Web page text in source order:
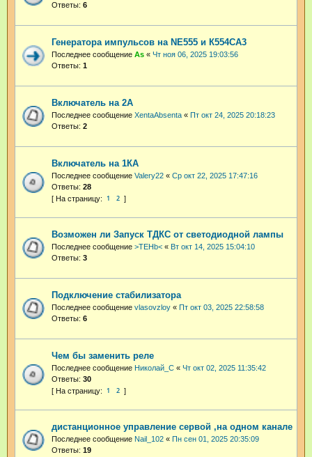
Ответы: 6
Генератора импульсов на NE555 и К554СА3
Последнее сообщение As « Чт ноя 06, 2025 19:03:56
Ответы: 1
Включатель на 2А
Последнее сообщение XentaAbsenta « Пт окт 24, 2025 20:18:23
Ответы: 2
Включатель на 1КА
Последнее сообщение Valery22 « Ср окт 22, 2025 17:47:16
Ответы: 28
1 2
Возможен ли Запуск ТДКС от светодиодной лампы
Последнее сообщение >TEHb< « Вт окт 14, 2025 15:04:10
Ответы: 3
Подключение стабилизатора
Последнее сообщение vlasovzloy « Пт окт 03, 2025 22:58:58
Ответы: 6
Чем бы заменить реле
Последнее сообщение Николай_С « Чт окт 02, 2025 11:35:42
Ответы: 30
1 2
дистанционное управление сервой ,на одном канале
Последнее сообщение Nail_102 « Пн сен 01, 2025 20:35:09
Ответы: 19